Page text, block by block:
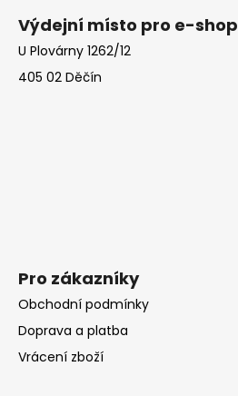
Výdejní místo pro e-shop
U Plovárny 1262/12
405 02 Děčín
Pro zákazníky
Obchodní podmínky
Doprava a platba
Vrácení zboží